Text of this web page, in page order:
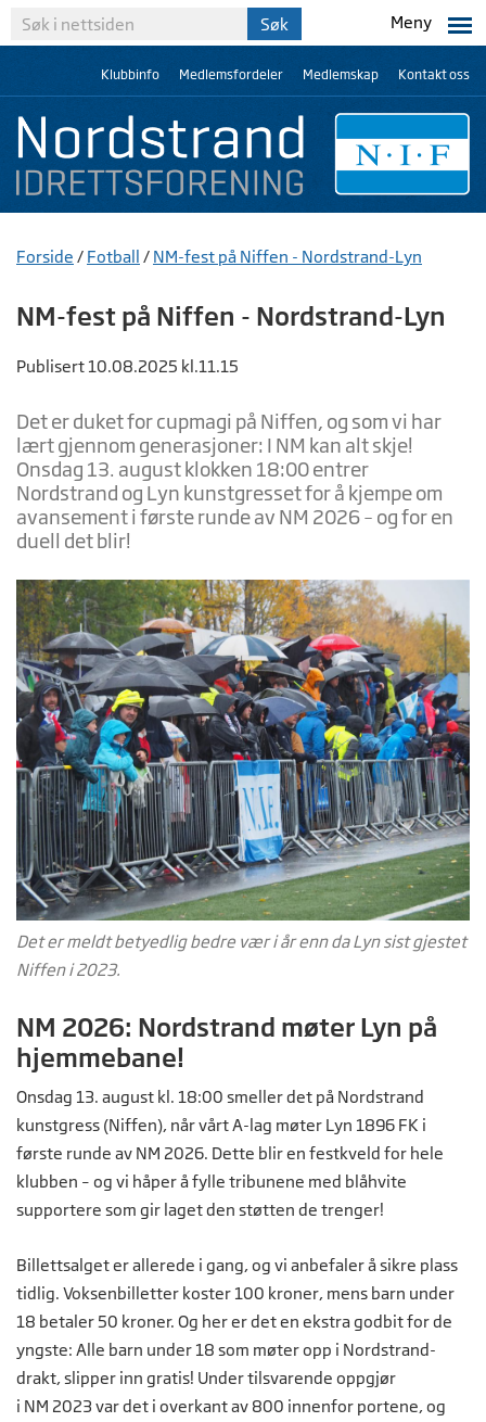
Meny
Klubbinfo Medlemsfordeler Medlemskap Kontakt oss
Forside / Fotball / NM-fest på Niffen - Nordstrand-Lyn
NM-fest på Niffen - Nordstrand-Lyn
Publisert 10.08.2025 kl.11.15
Det er duket for cupmagi på Niffen, og som vi har
lært gjennom generasjoner: I NM kan alt skje!
Onsdag 13. august klokken 18:00 entrer
Nordstrand og Lyn kunstgresset for å kjempe om
avansement i første runde av NM 2026 – og for en
duell det blir!
Det er meldt betyedlig bedre vær i år enn da Lyn sist gjestet
Niffen i 2023.
NM 2026: Nordstrand møter Lyn på
hjemmebane!
Onsdag 13. august kl. 18:00 smeller det på Nordstrand
kunstgress (Niffen), når vårt A-lag møter Lyn 1896 FK i
første runde av NM 2026. Dette blir en festkveld for hele
klubben – og vi håper å fylle tribunene med blåhvite
supportere som gir laget den støtten de trenger!
Billettsalget er allerede i gang, og vi anbefaler å sikre plass
tidlig. Voksenbilletter koster 100 kroner, mens barn under
18 betaler 50 kroner. Og her er det en ekstra godbit for de
yngste: Alle barn under 18 som møter opp i Nordstrand-
drakt, slipper inn gratis! Under tilsvarende oppgjør
i NM 2023 var det i overkant av 800 innenfor portene, og